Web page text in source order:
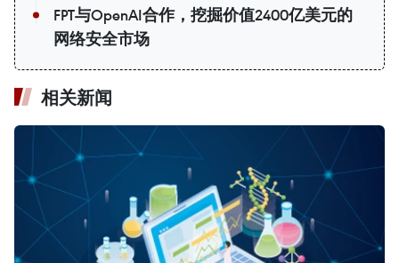
FPT与OpenAI合作，挖掘价值2400亿美元的
网络安全市场
相关新闻